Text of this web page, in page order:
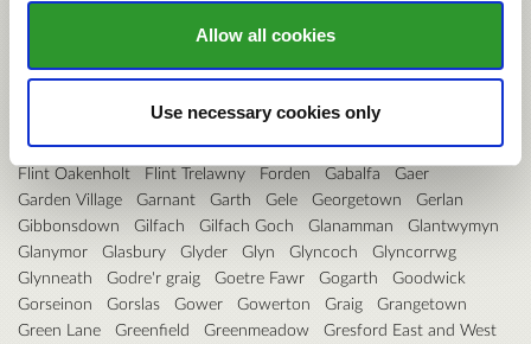
Allow all cookies
Use necessary cookies only
Ebbw Vale South
Efail-newydd/Buan
Efenechtyd
Eglwysbach Eirias Elli Ely Erddig
Esclusham
Ferndale Ffynnongroyw
Fishguard North East
Fishguard North West
Flint Castle
Flint Coleshill
Flint Oakenholt
Flint Trelawny Forden Gabalfa
Gaer
Garden Village
Garnant Garth Gele Georgetown
Gerlan
Gibbonsdown
Gilfach Gilfach Goch Glanamman
Glantwymyn
Glanymor
Glasbury Glyder Glyn Glyncoch
Glyncorrwg
Glynneath
Godre'r graig Goetre Fawr Gogarth
Goodwick
Gorseinon
Gorslas Gower Gowerton Graig
Grangetown
Green Lane
Greenfield Greenmeadow
Gresford East and West